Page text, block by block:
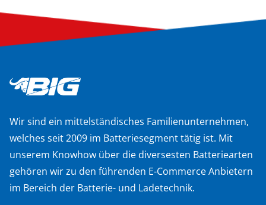
Wir sind ein mittelständisches Familienunternehmen,
welches seit 2009 im Batteriesegment tätig ist. Mit
unserem Knowhow über die diversesten Batteriearten
gehören wir zu den führenden E-Commerce Anbietern
im Bereich der Batterie- und Ladetechnik.